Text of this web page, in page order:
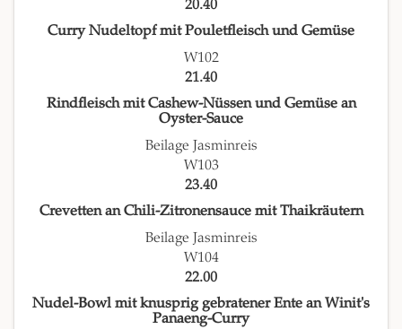
20.40
Curry Nudeltopf mit Pouletfleisch und Gemüse
W102
21.40
Rindfleisch mit Cashew-Nüssen und Gemüse an
Oyster-Sauce
Beilage Jasminreis
W103
23.40
Crevetten an Chili-Zitronensauce mit Thaikräutern
Beilage Jasminreis
W104
22.00
Nudel-Bowl mit knusprig gebratener Ente an Winit's
Panaeng-Curry